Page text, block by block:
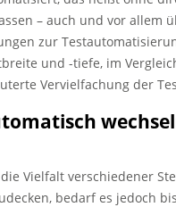
– auch und vor allem
zur
und -tiefe, im
Vervielfachung der
Vielfalt verschiedener
bedarf es jedoch